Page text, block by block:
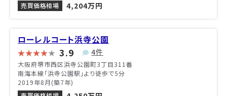
売買価格相場
4,204万円
ローレルコート浜寺公園
3.9 4件
大阪府堺市西区浜寺公園町3丁目311番
南海本線「浜寺公園駅」より徒歩で5分
2019年8月(築7年)